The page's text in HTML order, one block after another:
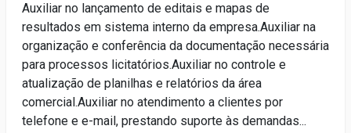
Auxiliar no lançamento de editais e mapas de
resultados em sistema interno da empresa.Auxiliar na
organização e conferência da documentação necessária
para processos licitatórios.Auxiliar no controle e
atualização de planilhas e relatórios da área
comercial.Auxiliar no atendimento a clientes por
telefone e e-mail, prestando suporte às demandas...